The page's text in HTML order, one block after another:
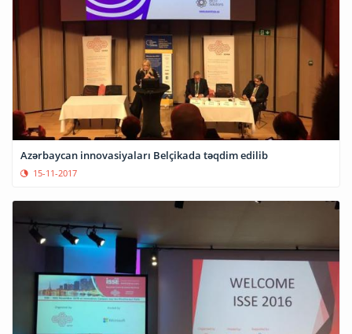
Azərbaycan innovasiyaları Belçikada təqdim edilib
15-11-2017